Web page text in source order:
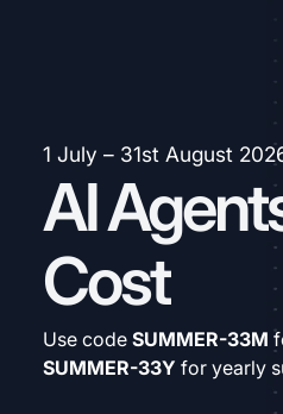
1 July – 31st August
AI
Cost
Use code SUMMER-33M
SUMMER-33Y for yearly